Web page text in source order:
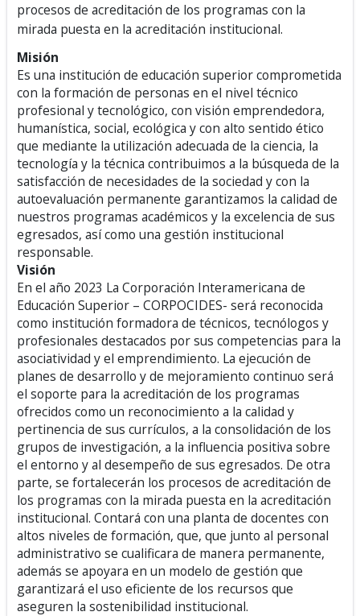
procesos de acreditación de los programas con la
mirada puesta en la acreditación institucional.
Misión
Es una institución de educación superior comprometida
con la formación de personas en el nivel técnico
profesional y tecnológico, con visión emprendedora,
humanística, social, ecológica y con alto sentido ético
que mediante la utilización adecuada de la ciencia, la
tecnología y la técnica contribuimos a la búsqueda de la
satisfacción de necesidades de la sociedad y con la
autoevaluación permanente garantizamos la calidad de
nuestros programas académicos y la excelencia de sus
egresados, así como una gestión institucional
responsable.
Visión
En el año 2023 La Corporación Interamericana de
Educación Superior – CORPOCIDES- será reconocida
como institución formadora de técnicos, tecnólogos y
profesionales destacados por sus competencias para la
asociatividad y el emprendimiento. La ejecución de
planes de desarrollo y de mejoramiento continuo será
el soporte para la acreditación de los programas
ofrecidos como un reconocimiento a la calidad y
pertinencia de sus currículos, a la consolidación de los
grupos de investigación, a la influencia positiva sobre
el entorno y al desempeño de sus egresados. De otra
parte, se fortalecerán los procesos de acreditación de
los programas con la mirada puesta en la acreditación
institucional. Contará con una planta de docentes con
altos niveles de formación, que, que junto al personal
administrativo se cualificara de manera permanente,
además se apoyara en un modelo de gestión que
garantizará el uso eficiente de los recursos que
aseguren la sostenibilidad institucional.